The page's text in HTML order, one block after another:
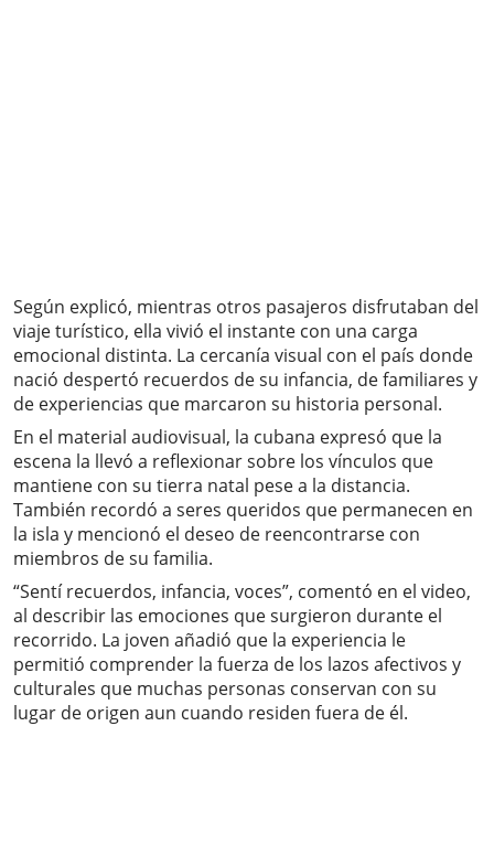
Según explicó, mientras otros pasajeros disfrutaban del
viaje turístico, ella vivió el instante con una carga
emocional distinta. La cercanía visual con el país donde
nació despertó recuerdos de su infancia, de familiares y
de experiencias que marcaron su historia personal.
En el material audiovisual, la cubana expresó que la
escena la llevó a reflexionar sobre los vínculos que
mantiene con su tierra natal pese a la distancia.
También recordó a seres queridos que permanecen en
la isla y mencionó el deseo de reencontrarse con
miembros de su familia.
“Sentí recuerdos, infancia, voces”, comentó en el video,
al describir las emociones que surgieron durante el
recorrido. La joven añadió que la experiencia le
permitió comprender la fuerza de los lazos afectivos y
culturales que muchas personas conservan con su
lugar de origen aun cuando residen fuera de él.